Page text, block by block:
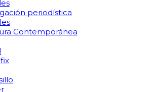
periodística
Contemporánea